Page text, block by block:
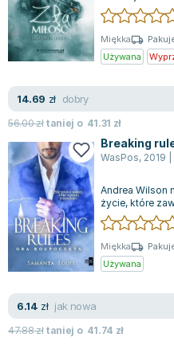
Zygmunt Freud
Agata Passent
Michel Moran
Jo Nesbo
Katarzyna Miller
Antoine de Saint Exupery
Lew Tołstoj
Mark Twain
Marcin Meller
Paulina Młynarska
ks. Piotr Pawlukiewicz
Jarosław Sokołowski
Michael Scott
Piotr Semka
i niszcząca
Miękka
Używana
14.69 zł dobry
56.00złtaniej o 41.31 zł
Breaking
WasPos, 2019
Andrea Wilson
życie, które
rozsypie. Po
Miękka
Używana
6.14 zł jak nowa
47.88złtaniej o 41.74 zł